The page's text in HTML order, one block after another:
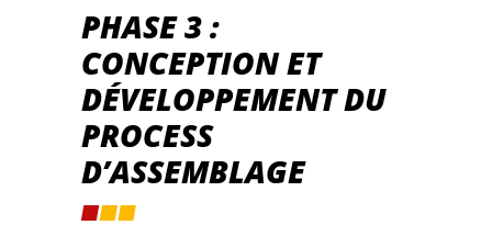
PHASE 3 :
CONCEPTION ET
DÉVELOPPEMENT DU
PROCESS
D’ASSEMBLAGE